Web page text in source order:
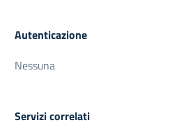
Autenticazione
Nessuna
Servizi correlati